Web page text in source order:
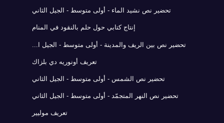
تحضير نص نشيد الماء - أولى متوسط - الجيل الثاني
إنتاج كتابي حول حلم بالنقود في المنام
تحضير نص بين الريف والمدينة - أولى متوسط - الجيل ا...
تعريف أونوريه دي بلزاك
تحضير نص الشمس - أولى متوسط - الجيل الثاني
تحضير نص النهر المتجمّد - أولى متوسط - الجيل الثاني
تعريف موليير